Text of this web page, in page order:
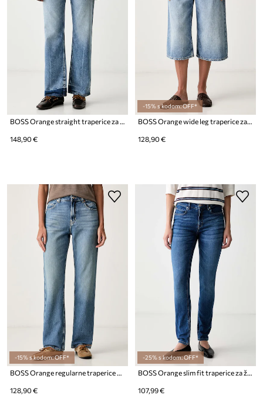
BOSS Orange straight traperice za žene C_ADA HR 18.0
148,90 €
-15% s kodom: OFF*
BOSS Orange wide leg traperice za žene C_EMMA C
128,90 €
-15% s kodom: OFF*
BOSS Orange regularne traperice za žene C_ADA HR 16.0
128,90 €
-25% s kodom: OFF*
BOSS Orange slim fit traperice za žene C_JACKIE MR 10.0
107,99 €